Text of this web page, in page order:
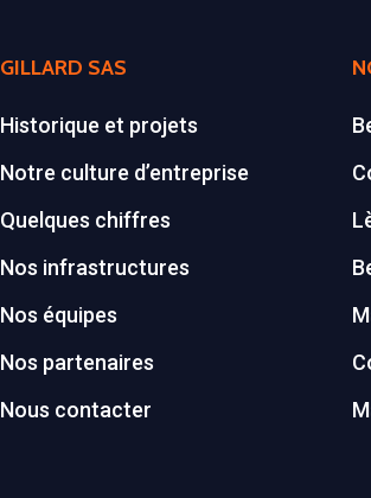
GILLARD SAS
Historique et projets
Notre culture d’entreprise
Quelques chiffres
Nos infrastructures
Nos équipes
Nos partenaires
Nous contacter